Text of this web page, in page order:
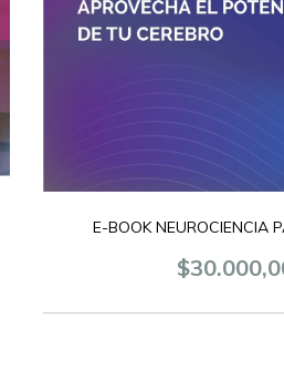
E-BOOK NEUROCIENCIA